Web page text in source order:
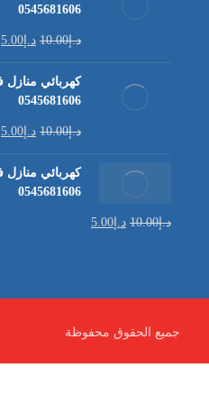
0545681606
د.إ10.00 د.إ 5.00
0545681606
د.إ10.00 د.إ 5.00
0545681606
د.إ10.00 د.إ 5.00
جميع الحقوق محفوظة